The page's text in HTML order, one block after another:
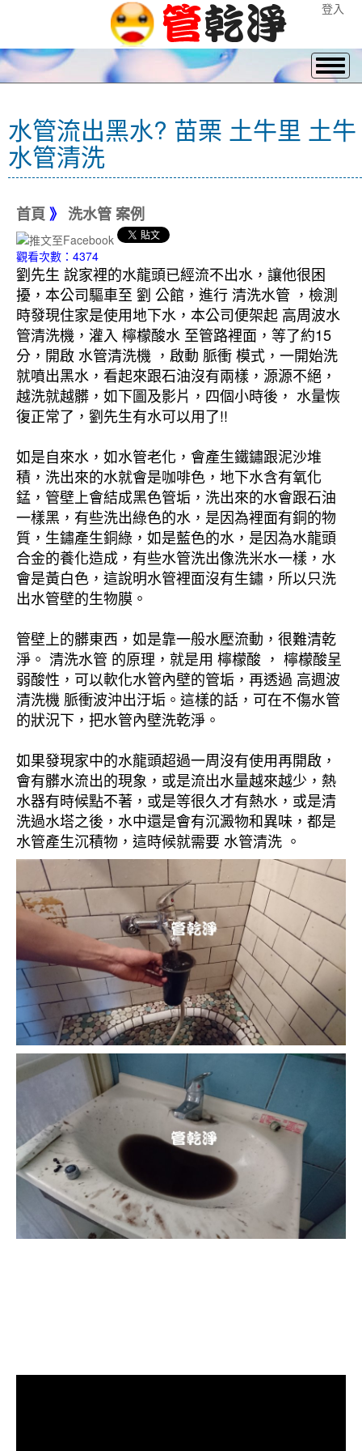
登入
水管流出黑水? 苗栗 土牛里 土牛
水管清洗
首頁 》 洗水管 案例
觀看次數：4374
劉先生 說家裡的水龍頭已經流不出水，讓他很困
擾，本公司驅車至 劉 公館，進行 清洗水管 ，檢測
時發現住家是使用地下水，本公司便架起 高周波水
管清洗機，灌入 檸檬酸水 至管路裡面，等了約15
分，開啟 水管清洗機 ，啟動 脈衝 模式，一開始洗
就噴出黑水，看起來跟石油沒有兩樣，源源不絕，
越洗就越髒，如下圖及影片，四個小時後， 水量恢
復正常了，劉先生有水可以用了!!
如是自來水，如水管老化，會產生鐵鏽跟泥沙堆
積，洗出來的水就會是咖啡色，地下水含有氧化
錳，管壁上會結成黑色管垢，洗出來的水會跟石油
一樣黑，有些洗出綠色的水，是因為裡面有銅的物
質，生鏽產生銅綠，如是藍色的水，是因為水龍頭
合金的養化造成，有些水管洗出像洗米水一樣，水
會是黃白色，這說明水管裡面沒有生鏽，所以只洗
出水管壁的生物膜。
管壁上的髒東西，如是靠一般水壓流動，很難清乾
淨。 清洗水管 的原理，就是用 檸檬酸 ， 檸檬酸呈
弱酸性，可以軟化水管內壁的管垢，再透過 高週波
清洗機 脈衝波沖出汙垢。這樣的話，可在不傷水管
的狀況下，把水管內壁洗乾淨。
如果發現家中的水龍頭超過一周沒有使用再開啟，
會有髒水流出的現象，或是流出水量越來越少，熱
水器有時候點不著，或是等很久才有熱水，或是清
洗過水塔之後，水中還是會有沉澱物和異味，都是
水管產生沉積物，這時候就需要 水管清洗 。